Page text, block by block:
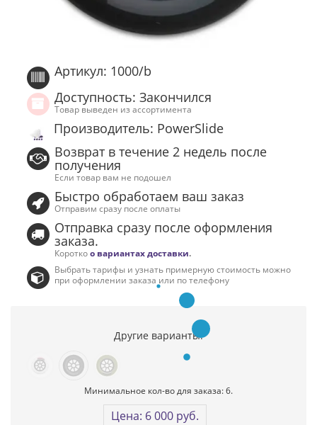
Артикул: 1000/b
Доступность: Закончился
Товар выведен из ассортимента
Производитель: PowerSlide
Возврат в течение 2 недель после
получения
Если товар вам не подошел
Быстро обработаем ваш заказ
Отправим сразу после оплаты
Отправка сразу после оформления
заказа.
Короткоо вариантах доставки.
Выбрать тарифы и узнать примерную стоимость можно
при оформлении заказа или по телефону
Другие варианты:
Минимальное кол-во для заказа: 6.
Цена: 6 000 руб.